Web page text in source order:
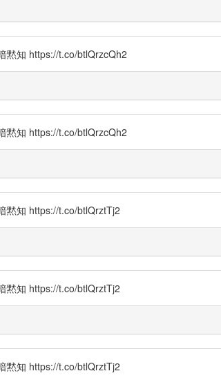
黙知 https://t.co/btlQrzcQh2
黙知 https://t.co/btlQrzcQh2
黙知 https://t.co/btlQrztTj2
黙知 https://t.co/btlQrztTj2
黙知 https://t.co/btlQrztTj2